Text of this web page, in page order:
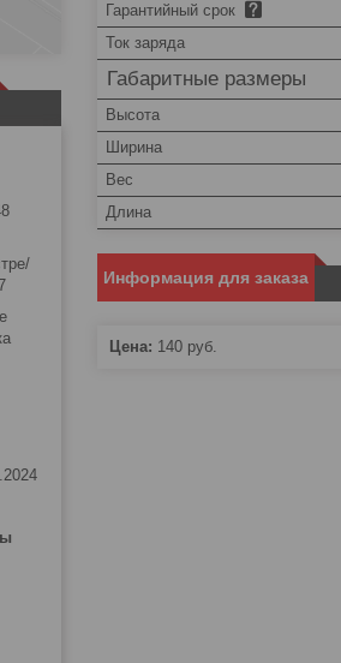
Гарантийный срок
Ток заряда
Габаритные размеры
Высота
Ширина
Вес
Длина
Информация для заказа
Цена: 140 руб.